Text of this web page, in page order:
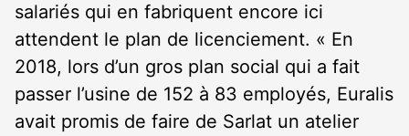
salariés qui en fabriquent encore ici
attendent le plan de licenciement. « En
2018, lors d’un gros plan social qui a fait
passer l’usine de 152 à 83 employés, Euralis
avait promis de faire de Sarlat un atelier